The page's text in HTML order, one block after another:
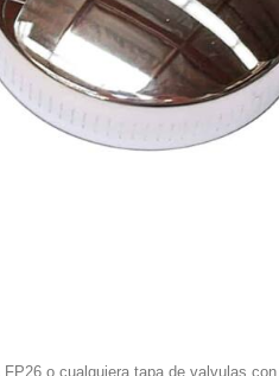
FP26 o cualquiera tapa de valvulas